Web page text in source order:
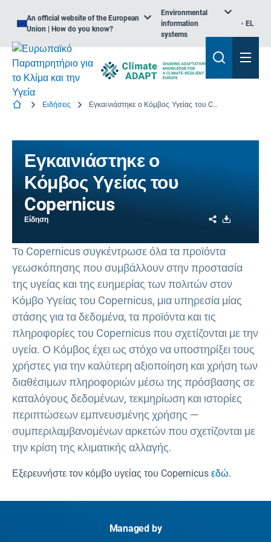
An official website of the European
Union | How do you know?
Environmental
information
systems
EL
Ειδήσεις Εγκαινιάστηκε ο Κόμβος Υγείας του Copernicus
Εγκαινιάστηκε ο
Κόμβος Υγείας του
Copernicus
Είδηση Share
Το Copernicus συγκέντρωσε όλα τα προϊόντα
γεωσκόπησης που συμβάλλουν στην προστασία
της υγείας και της ευημερίας των πολιτών στον
Κόμβο Υγείας του Copernicus, μια υπηρεσία μίας
στάσης για τα δεδομένα, τα προϊόντα και τις
πληροφορίες του Copernicus που σχετίζονται με την
υγεία. Ο Κόμβος έχει ως στόχο να υποστηρίξει τους
χρήστες για την καλύτερη αξιοποίηση και χρήση των
διαθέσιμων πληροφοριών μέσω της πρόσβασης σε
καταλόγους δεδομένων, τεκμηρίωση και ιστορίες
περιπτώσεων εμπνευσμένης χρήσης —
συμπεριλαμβανομένων αρκετών που σχετίζονται με
την κρίση της κλιματικής αλλαγής.
Εξερευνήστε τον κόμβο υγείας του Copernicus εδώ.
Managed by